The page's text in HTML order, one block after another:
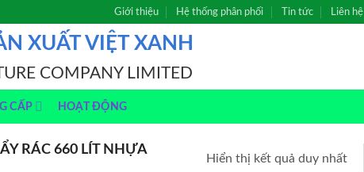
Giới thiệu Hệ thống phân phối Tin tức Liên hệ
XUẤT VIỆT XANH
COMPANY LIMITED
CẤP HOẠT ĐỘNG
RÁC 660 LÍT NHỰA
Hiển thị kết quả duy nhất